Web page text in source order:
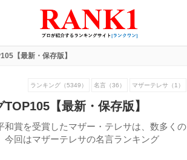
【最新・保存版】
ランキング（5349） 名言（36） マザーテレサ（1）
【最新・保存版】
賞を受賞したマザー・テレサは、数多くの
回はマザーテレサの名言ランキング